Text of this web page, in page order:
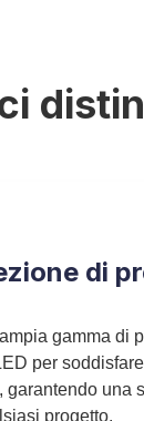
di
gamma di
per
garantendo una
progetto.